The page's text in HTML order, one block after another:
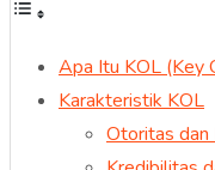
Apa Itu KOL (Key
Karakteristik KOL
Otoritas dan